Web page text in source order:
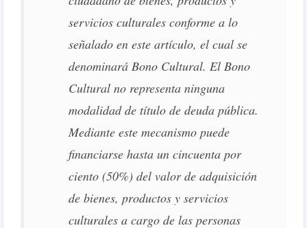
servicios culturales conforme a lo
señalado en este artículo, el cual se
denominará Bono Cultural. El Bono
Cultural no representa ninguna
modalidad de título de deuda pública.
Mediante este mecanismo puede
financiarse hasta un cincuenta por
ciento (50%) del valor de adquisición
de bienes, productos y servicios
culturales a cargo de las personas